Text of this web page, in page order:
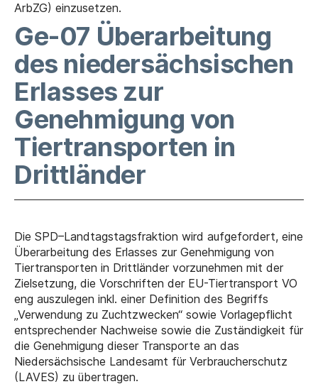
ArbZG) einzusetzen.
Ge-07 Überarbeitung
des niedersächsischen
Erlasses zur
Genehmigung von
Tiertransporten in
Drittländer
Die SPD–Landtagstagsfraktion wird aufgefordert, eine
Überarbeitung des Erlasses zur Genehmigung von
Tiertransporten in Drittländer vorzunehmen mit der
Zielsetzung, die Vorschriften der EU-Tiertransport VO
eng auszulegen inkl. einer Definition des Begriffs
„Verwendung zu Zuchtzwecken“ sowie Vorlagepflicht
entsprechender Nachweise sowie die Zuständigkeit für
die Genehmigung dieser Transporte an das
Niedersächsische Landesamt für Verbraucherschutz
(LAVES) zu übertragen.